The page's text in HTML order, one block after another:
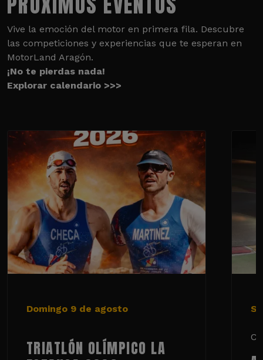
Vive la emoción del motor en primera fila. Descubre
las competiciones y experiencias que te esperan en
MotorLand Aragón.
¡No te pierdas nada!
Explorar calendario >>>
Domingo 9 de agosto
TRIATLÓN OLÍMPICO LA